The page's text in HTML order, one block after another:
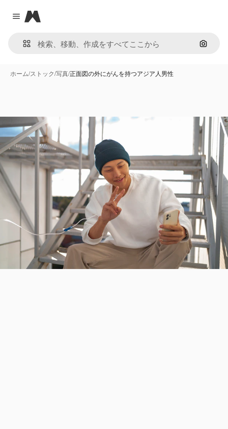
Close menu
Magnific
画像で
ホーム/ストック/写真/正面図の外にがんを持つアジア人男性